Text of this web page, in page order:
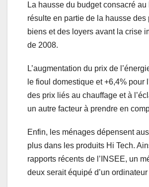
La hausse du budget consacré au
résulte en partie de la hausse des
biens et des loyers avant la crise
de 2008.
L’augmentation du prix de
le fioul domestique et +6,4% pour
des prix liés au chauffage et à
un autre facteur à prendre en
Enfin, les ménages dépensent
plus dans les produits Hi Tech.
rapports récents de l’INSEE, un
deux serait équipé d’un